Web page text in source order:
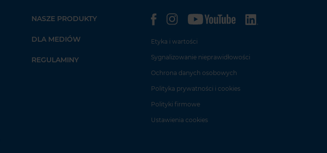
NASZE PRODUKTY
DLA MEDIÓW
REGULAMINY
Etyka i wartości
Sygnalizowanie nieprawidłowości
Ochrona danych osobowych
Polityka prywatności i cookies
Polityki firmowe
Ustawienia cookies